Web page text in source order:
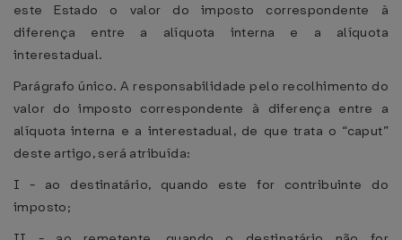
este Estado o valor do imposto correspondente à
diferença entre a alíquota interna e a alíquota
interestadual.
Parágrafo único. A responsabilidade pelo recolhimento do
valor do imposto correspondente à diferença entre a
alíquota interna e a interestadual, de que trata o “caput”
deste artigo, será atribuída:
I - ao destinatário, quando este for contribuinte do
imposto;